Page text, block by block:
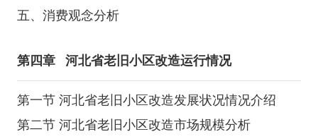
五、消费观念分析
第四章 河北省老旧小区改造运行情况
第一节 河北省老旧小区改造发展状况情况介绍
第二节 河北省老旧小区改造市场规模分析